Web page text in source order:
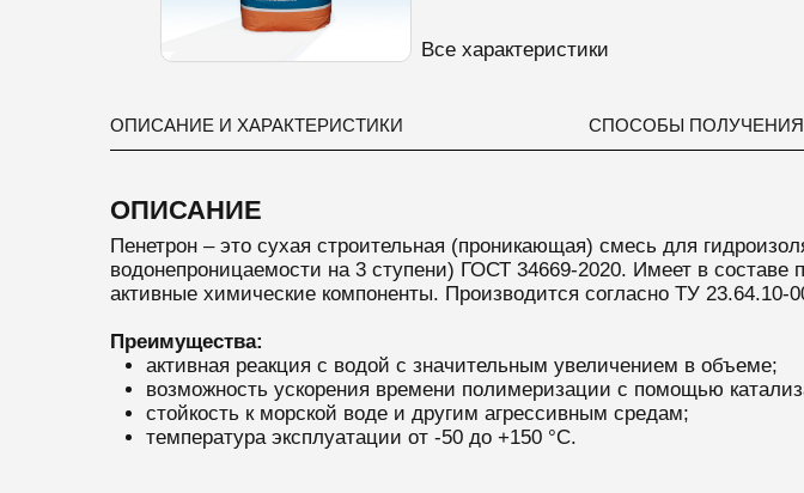
Все характеристики
ОПИСАНИЕ И ХАРАКТЕРИСТИКИ СПОСОБЫ ПОЛУЧЕНИЯ
ОПИСАНИЕ
Пенетрон – это сухая строительная (проникающая) смесь для
водонепроницаемости на 3 ступени) ГОСТ 34669-2020. Имеет в составе
активные химические компоненты. Производится согласно ТУ 23.64.10-
Преимущества:
активная реакция с водой с значительным увеличением в объеме;
возможность ускорения времени полимеризации с помощью
стойкость к морской воде и другим агрессивным средам;
температура эксплуатации от -50 до +150 °С.